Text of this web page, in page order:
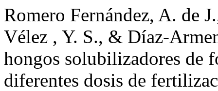
Romero Fernández, A. de
Vélez , Y. S., & Díaz-
hongos solubilizadores de
diferentes dosis de